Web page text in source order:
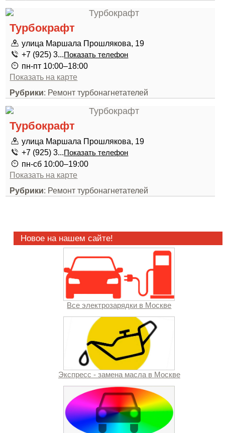
Турбокрафт
улица Маршала Прошлякова, 19
+7 (925) 3...Показать телефон
пн-пт 10:00–18:00
Показать на карте
Рубрики: Ремонт турбонагнетателей
Турбокрафт
улица Маршала Прошлякова, 19
+7 (925) 3...Показать телефон
пн-сб 10:00–19:00
Показать на карте
Рубрики: Ремонт турбонагнетателей
Новое на нашем сайте!
Все электрозарядки в Москве
Экспресс - замена масла в Москве